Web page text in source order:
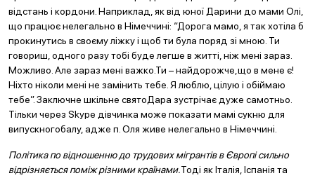
відстань і кордони. Наприклад, як від юної Дарини до мами Олі,
що працює нелегально в Німеччині: “Дорога мамо, я так хотіла б
прокинутись в своєму ліжку і щоб ти була поряд зі мною. Ти
говориш, одного разу тобі буде легше в житті, ніж мені зараз.
Можливо. Але зараз мені важко.Ти – найдорожче,що в мене є!
Ніхто ніколи мені не замінить тебе. Я люблю, цілую і обіймаю
тебе”. Заключне шкільне святоДара зустрічає дуже самотньо.
Тільки через Skype дівчинка може показати мамі сукню для
випускногобалу, адже п. Оля живе нелегально в Німеччині.
Політика по відношенню до трудових мігрантів в Європі сильно
відрізняється поміж різними країнами.Тоді як Італія, Іспанія та